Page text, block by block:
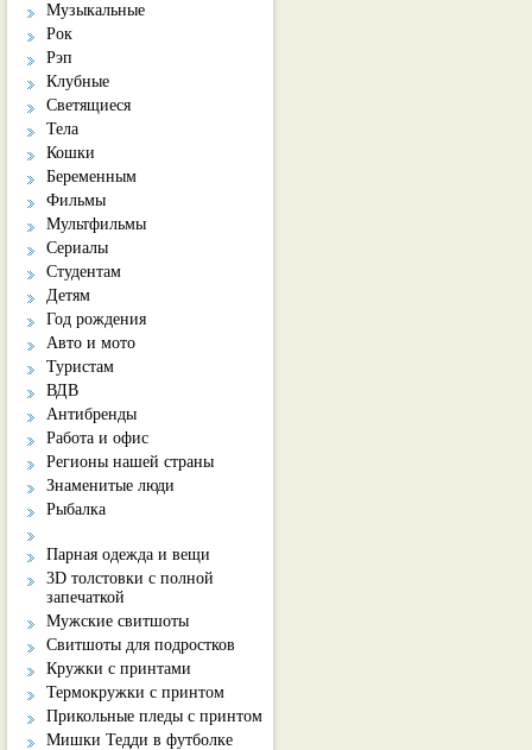
Музыкальные
Рок
Рэп
Клубные
Светящиеся
Тела
Кошки
Беременным
Фильмы
Мультфильмы
Сериалы
Студентам
Детям
Год рождения
Авто и мото
Туристам
ВДВ
Антибренды
Работа и офис
Регионы нашей страны
Знаменитые люди
Рыбалка
Парная одежда и вещи
3D толстовки с полной
запечаткой
Мужские свитшоты
Свитшоты для подростков
Кружки с принтами
Термокружки с принтом
Прикольные пледы с принтом
Мишки Тедди в футболке